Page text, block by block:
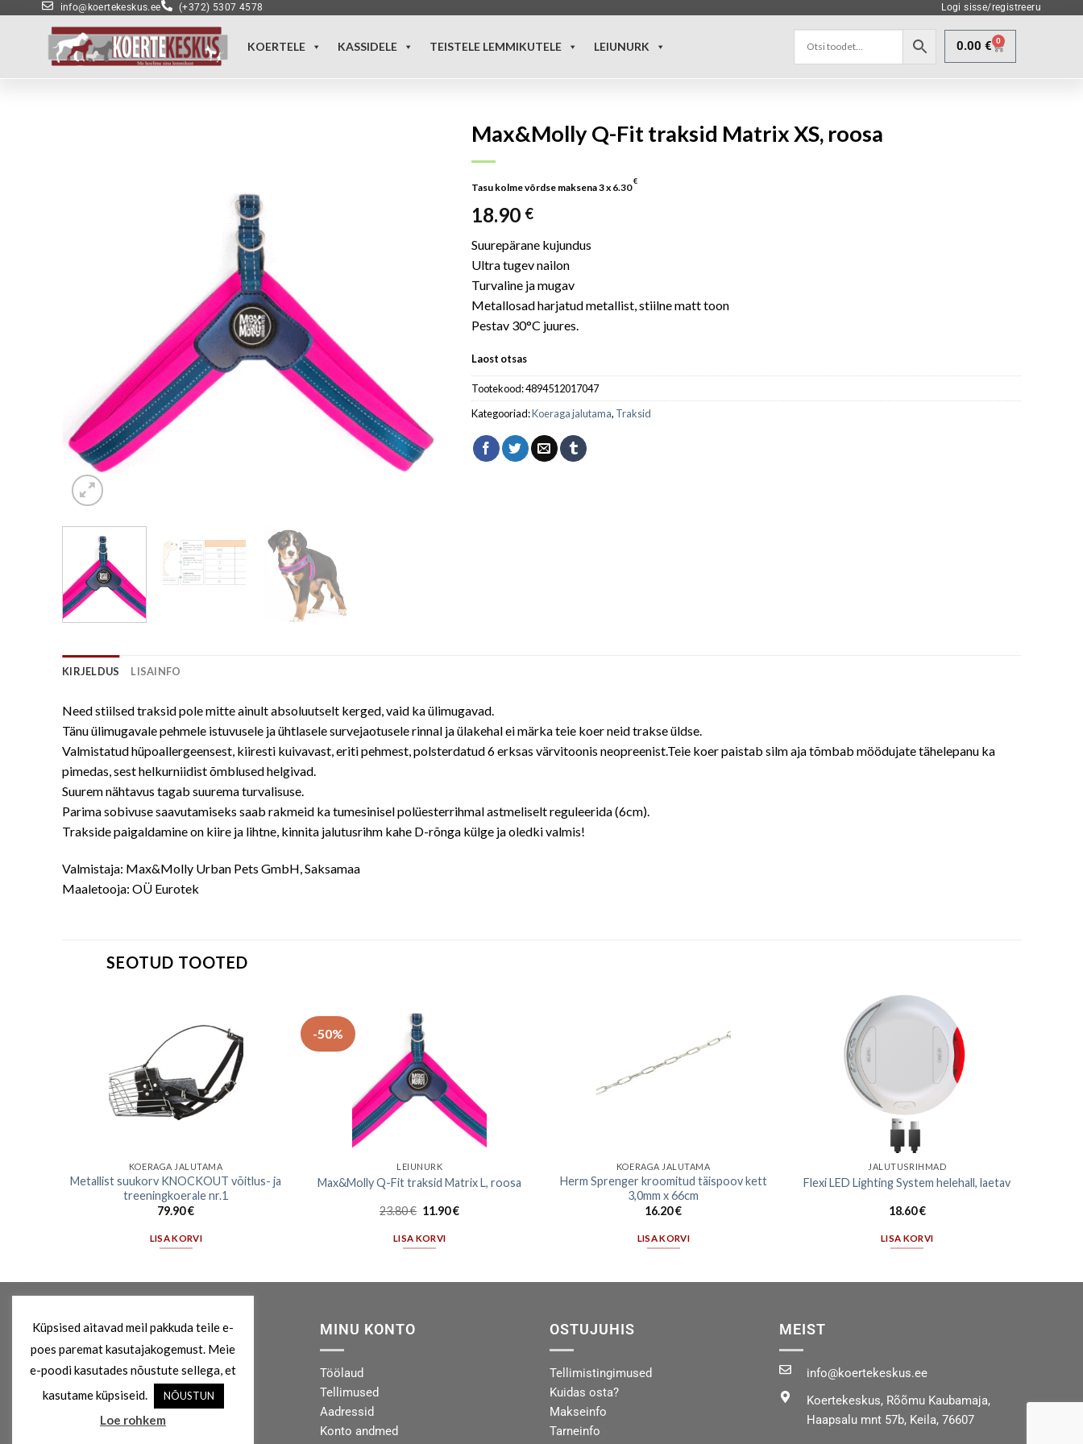
info@koertekeskus.ee (+372) 5307 4578 Logi sisse/registreeru
KOERTELE KASSIDELE TEISTELE LEMMIKUTELE LEIUNURK 0.00 € 0
Max&Molly Q-Fit traksid Matrix XS, roosa
Tasu kolme võrdse maksena 3 x 6.30
€
18.90 €
Suurepärane kujundus
Ultra tugev nailon
Turvaline ja mugav
Metallosad harjatud metallist, stiilne matt toon
Pestav 30°C juures.
Laost otsas
Tootekood:4894512017047
Kategooriad:Koeraga jalutama, Traksid
KIRJELDUS LISAINFO
Need stiilsed traksid pole mitte ainult absoluutselt kerged, vaid ka ülimugavad.
Tänu ülimugavale pehmele istuvusele ja ühtlasele survejaotusele rinnal ja ülakehal ei märka teie koer neid trakse üldse.
Valmistatud hüpoallergeensest, kiiresti kuivavast, eriti pehmest, polsterdatud 6 erksas värvitoonis neopreenist.Teie koer paistab silm aja tõmbab möödujate tähelepanu ka
pimedas, sest helkurniidist õmblused helgivad.
Suurem nähtavus tagab suurema turvalisuse.
Parima sobivuse saavutamiseks saab rakmeid ka tumesinisel polüesterrihmal astmeliselt reguleerida (6cm).
Trakside paigaldamine on kiire ja lihtne, kinnita jalutusrihm kahe D-rõnga külge ja oledki valmis!
Valmistaja: Max&Molly Urban Pets GmbH, Saksamaa
Maaletooja: OÜ Eurotek
SEOTUD TOOTED
KOERAGA JALUTAMA
Metallist suukorv KNOCKOUT võitlus- ja
treeningkoerale nr.1
79.90€
LISA KORVI
-50%
LEIUNURK
Max&Molly Q-Fit traksid Matrix L, roosa
23.80€ 11.90€
LISA KORVI
KOERAGA JALUTAMA
Herm Sprenger kroomitud täispoov kett
3,0mm x 66cm
16.20€
LISA KORVI
JALUTUSRIHMAD
Flexi LED Lighting System helehall, laetav
18.60€
LISA KORVI
MEIST
Kes me oleme?
Privaatsuspoliitika
MINU KONTO
Töölaud
Tellimused
Aadressid
Konto andmed
OSTUJUHIS
Tellimistingimused
Kuidas osta?
Makseinfo
Tarneinfo
MEIST
info@koertekeskus.ee
Koertekeskus, Rõõmu Kaubamaja,
Haapsalu mnt 57b, Keila, 76607
Küpsised aitavad meil pakkuda teile e-
poes paremat kasutajakogemust. Meie
e-poodi kasutades nõustute sellega, et
kasutame küpsiseid.
NÕUSTUN
Loe rohkem